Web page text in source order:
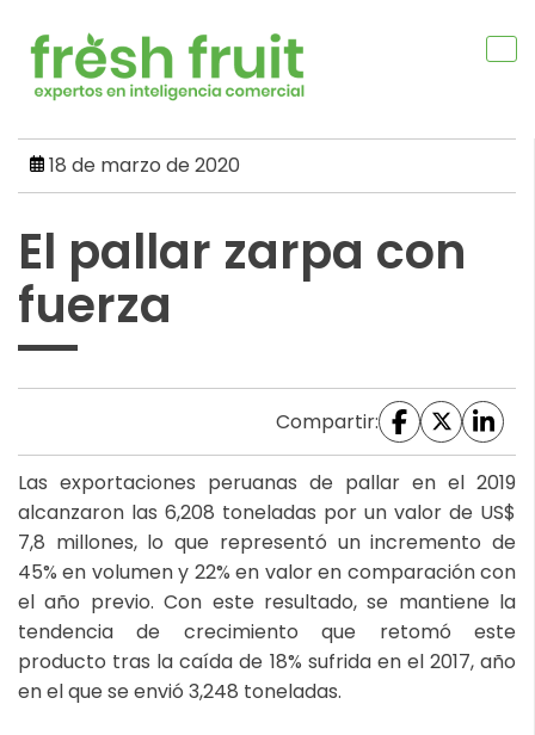
content
18 de marzo de 2020
El pallar zarpa con
fuerza
Compartir:
Las exportaciones peruanas de pallar en el 2019
alcanzaron las 6,208 toneladas por un valor de US$
7,8 millones, lo que representó un incremento de
45% en volumen y 22% en valor en comparación con
el año previo. Con este resultado, se mantiene la
tendencia de crecimiento que retomó este
producto tras la caída de 18% sufrida en el 2017, año
en el que se envió 3,248 toneladas.